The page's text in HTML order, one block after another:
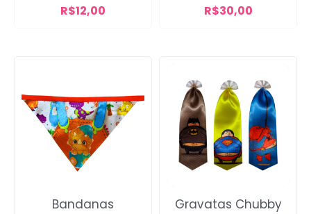
R$12,00 R$30,00
Bandanas
Gravatas Chubby